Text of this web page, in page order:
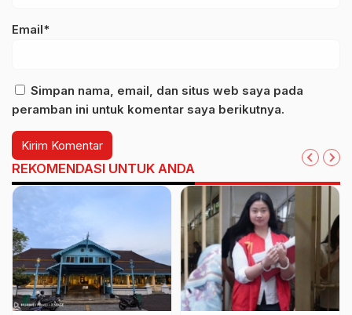
Email*
Simpan nama, email, dan situs web saya pada
peramban ini untuk komentar saya berikutnya.
REKOMENDASI UNTUK ANDA